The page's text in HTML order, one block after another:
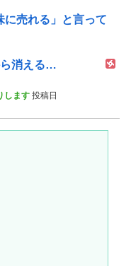
売れる」と言って
ら消える…
します 投稿日